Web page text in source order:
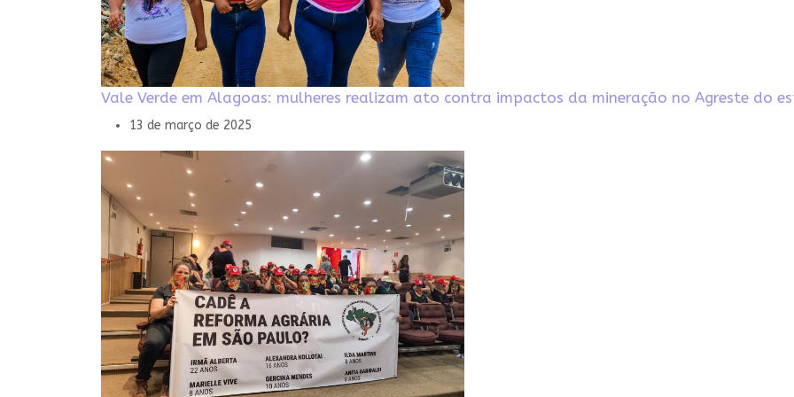
Vale Verde em Alagoas: mulheres realizam ato contra impactos da mineração no Agreste do
13 de março de 2025